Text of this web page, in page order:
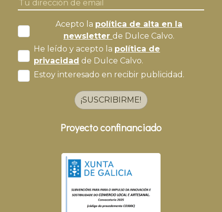
Acepto la política de alta en la
newsletter de Dulce Calvo.
He leído y acepto la política de
privacidad de Dulce Calvo.
Estoy interesado en recibir publicidad.
¡SUSCRIBIRME!
Proyecto confinanciado